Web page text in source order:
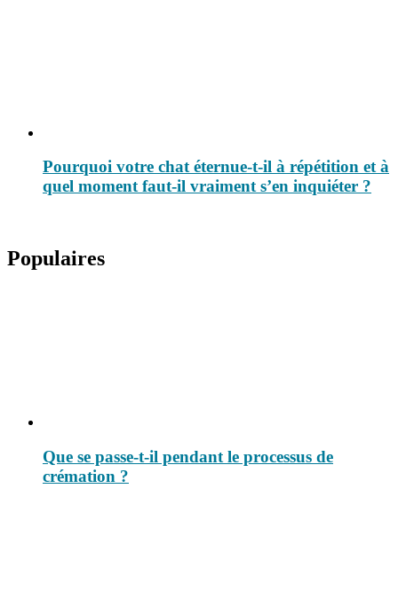
Pourquoi votre chat éternue-t-il à répétition et à
quel moment faut-il vraiment s’en inquiéter ?
Populaires
Que se passe-t-il pendant le processus de
crémation ?